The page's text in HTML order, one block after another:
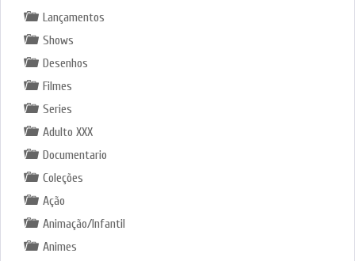
Lançamentos
Shows
Desenhos
Filmes
Series
Adulto XXX
Documentario
Coleções
Ação
Animação/Infantil
Animes